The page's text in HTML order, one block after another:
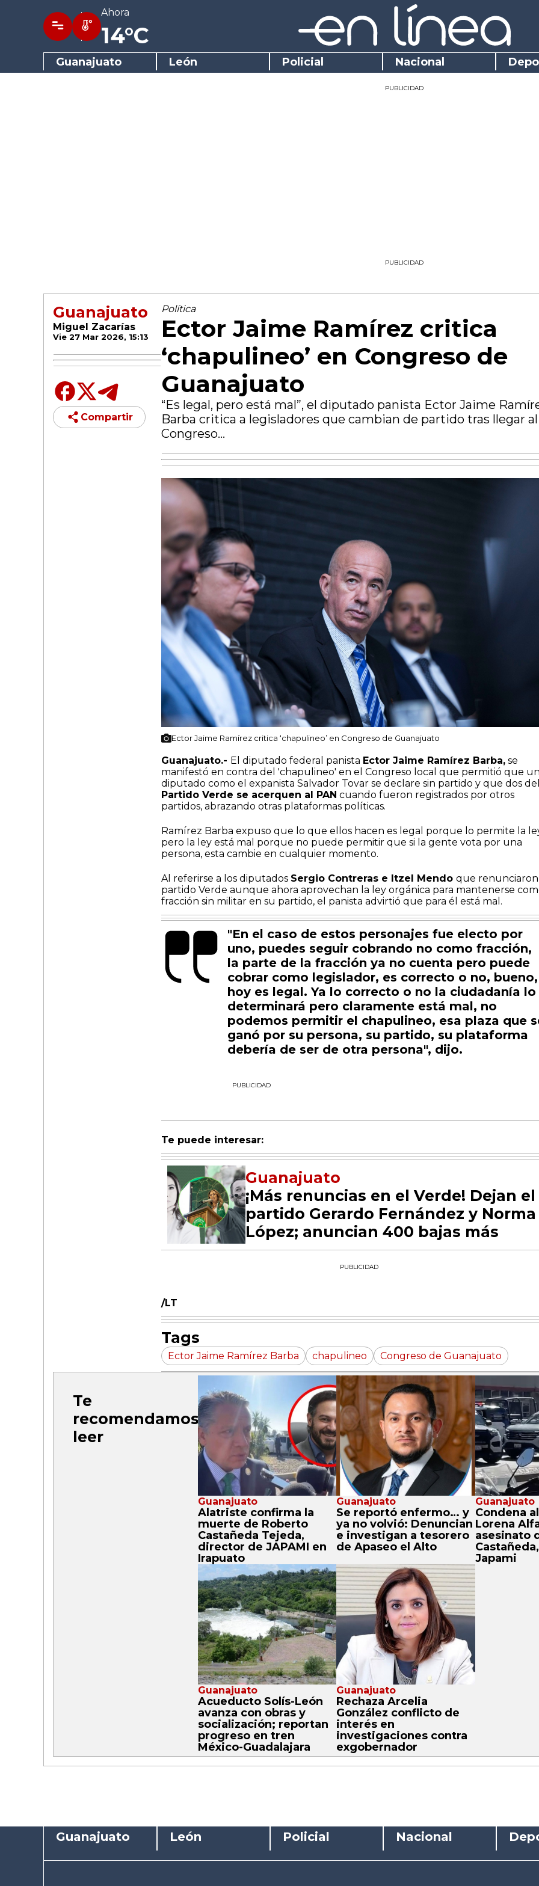
Ahora
14°C
Guanajuato León Policial Nacional
PUBLICIDAD
PUBLICIDAD
Guanajuato
Miguel Zacarías
Vie 27 Mar 2026, 15:13
Compartir
Política
Ector Jaime Ramírez critica
‘chapulineo’ en Congreso de
Guanajuato
“Es legal, pero está mal”, el diputado panista Ector Jaime
Barba critica a legisladores que cambian de partido tras llegar al
Congreso...
Ector Jaime Ramírez critica ‘chapulineo’ en Congreso de Guanajuato
Guanajuato.- El diputado federal panista Ector Jaime Ramírez Barba, se
manifestó en contra del 'chapulineo' en el Congreso local que permitió que un
diputado como el expanista Salvador Tovar se declare sin partido y que dos del
Partido Verde se acerquen al PAN cuando fueron registrados por otros
partidos, abrazando otras plataformas políticas.
Ramírez Barba expuso que lo que ellos hacen es legal porque lo permite la
pero la ley está mal porque no puede permitir que si la gente vota por una
persona, esta cambie en cualquier momento.
Al referirse a los diputados Sergio Contreras e Itzel Mendo que renunciaron
partido Verde aunque ahora aprovechan la ley orgánica para mantenerse
fracción sin militar en su partido, el panista advirtió que para él está mal.
"En el caso de estos personajes fue electo por
uno, puedes seguir cobrando no como fracción,
la parte de la fracción ya no cuenta pero puede
cobrar como legislador, es correcto o no, bueno,
hoy es legal. Ya lo correcto o no la ciudadanía lo
determinará pero claramente está mal, no
podemos permitir el chapulineo, esa plaza que
ganó por su persona, su partido, su plataforma
debería de ser de otra persona", dijo.
PUBLICIDAD
Te puede interesar:
Guanajuato
¡Más renuncias en el Verde! Dejan el
partido Gerardo Fernández y Norma
López; anuncian 400 bajas más
PUBLICIDAD
/LT
Tags
Ector Jaime Ramírez Barba chapulineo Congreso de Guanajuato
Te
recomendamos
leer
Guanajuato
Alatriste confirma la
muerte de Roberto
Castañeda Tejeda,
director de JAPAMI en
Irapuato
Guanajuato
Se reportó enfermo… y
ya no volvió: Denuncian
e investigan a tesorero
de Apaseo el Alto
Guanajuato
Condena
Lorena
asesinato
Japami
Guanajuato
Acueducto Solís-León
avanza con obras y
socialización; reportan
progreso en tren
México-Guadalajara
Guanajuato
Rechaza Arcelia
González conflicto de
interés en
investigaciones contra
exgobernador
Guanajuato León Policial Nacional